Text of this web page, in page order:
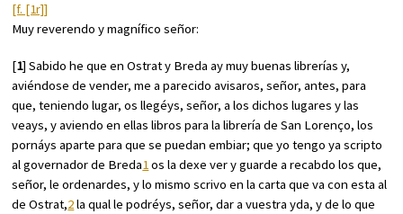
[f. [1r]]
Muy reverendo y magnífico señor:
[1] Sabido he que en Ostrat y Breda ay muy buenas librerías y,
aviéndose de vender, me a parecido avisaros, señor, antes, para
que, teniendo lugar, os llegéys, señor, a los dichos lugares y las
veays, y aviendo en ellas libros para la librería de San Lorenço, los
pornáys aparte para que se puedan embiar; que yo tengo ya scripto
al governador de Breda1os la dexe ver y guarde a recabdo los que,
señor, le ordenardes, y lo mismo scrivo en la carta que va con esta al
de Ostrat,2la qual le podréys, señor, dar a vuestra yda, y de lo que